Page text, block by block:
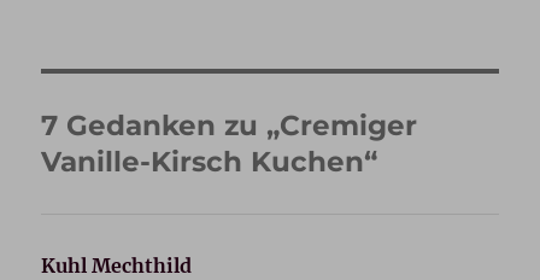
7 Gedanken zu „Cremiger
Vanille-Kirsch Kuchen“
Kuhl Mechthild